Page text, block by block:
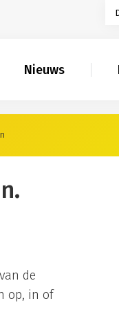
Nieuws
de
op, in of